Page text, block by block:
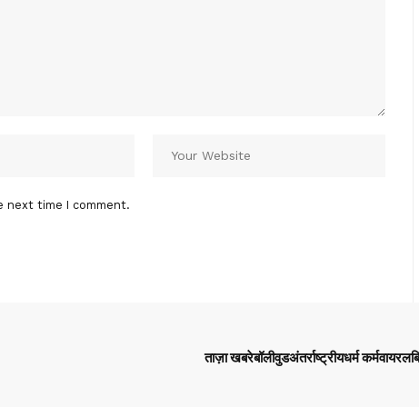
next time I comment.
ताज़ा खबरेबॉलीवुडअंतर्राष्ट्रीयधर्म कर्मवायरल